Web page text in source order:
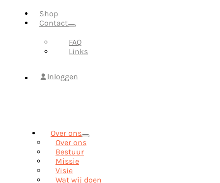
Shop
Contact
FAQ
Links
Inloggen
Over ons
Over ons
Bestuur
Missie
Visie
Wat wij doen